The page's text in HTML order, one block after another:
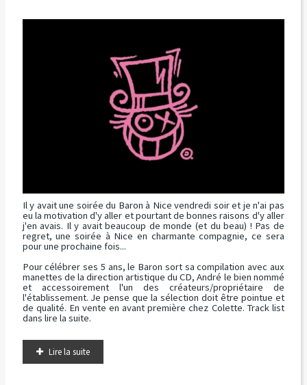
Il y avait une soirée du Baron à Nice vendredi soir et je n'ai pas
eu la motivation d'y aller et pourtant de bonnes raisons d'y aller
j'en avais. Il y avait beaucoup de monde (et du beau) ! Pas de
regret, une soirée à Nice en charmante compagnie, ce sera
pour une prochaine fois...
Pour célébrer ses 5 ans, le Baron sort sa compilation avec aux
manettes de la direction artistique du CD, André le bien nommé
et accessoirement l'un des créateurs/propriétaire de
l'établissement. Je pense que la sélection doit être pointue et
de qualité. En vente en avant première chez Colette. Track list
dans lire la suite.
Lire la suite